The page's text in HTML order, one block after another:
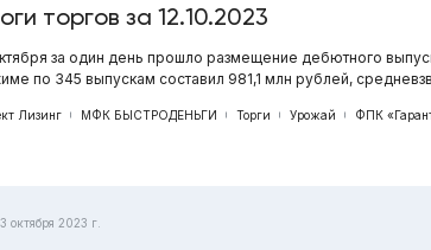
торгов за 12.10.2023
за один день прошло размещение дебютного
по 345 выпускам составил 981,1 млн рублей,
Лизинг МФК БЫСТРОДЕНЬГИ Торги Урожай ФПК
октября 2023 г.